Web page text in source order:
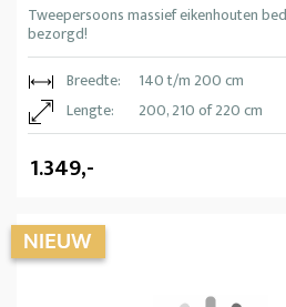
Tweepersoons massief eikenhouten
bezorgd!
Breedte:
140 t/m 200 cm
Lengte:
200, 210 of 220 cm
1.349,-